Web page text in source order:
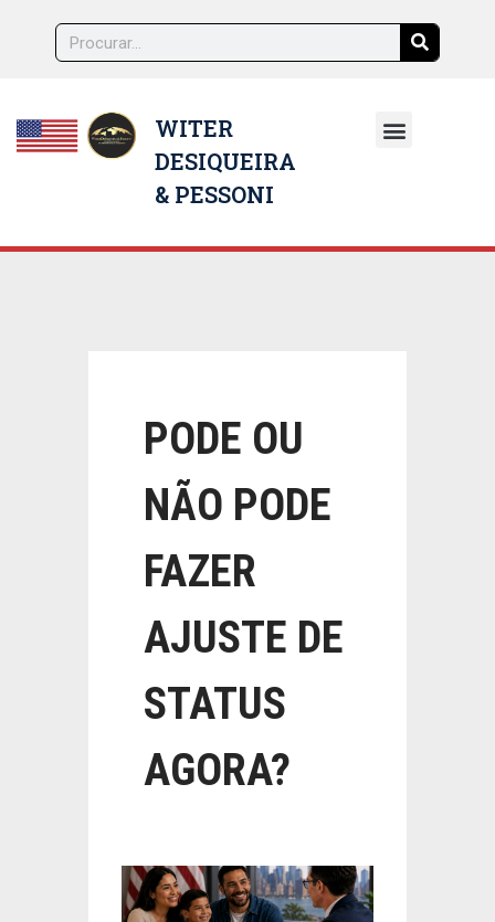
WITER
DESIQUEIRA
& PESSONI
PODE OU
NÃO PODE
FAZER
AJUSTE DE
STATUS
AGORA?